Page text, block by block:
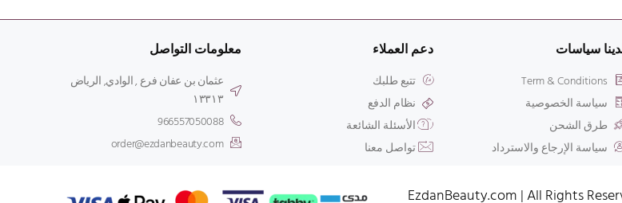
سياسات
Term & Conditions
سياسة الخصوصية
طرق الشحن
سياسة الإرجاع والاسترداد
دعم العملاء
تتبع طلبك
نظام الدفع
الأسئلة الشائعة
تواصل معنا
معلومات التواصل
عثمان بن عفان فرع , الوادي, الرياض
۱۳۳۱۳
966557050088
order@ezdanbeauty.com